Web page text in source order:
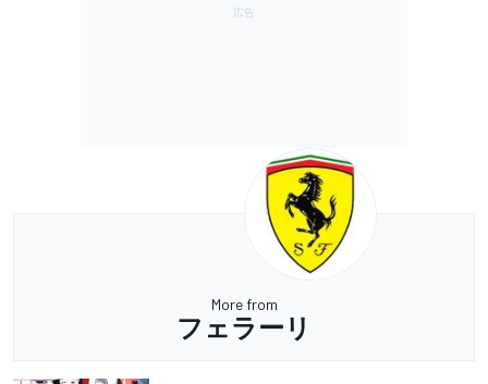
More from
フェラーリ